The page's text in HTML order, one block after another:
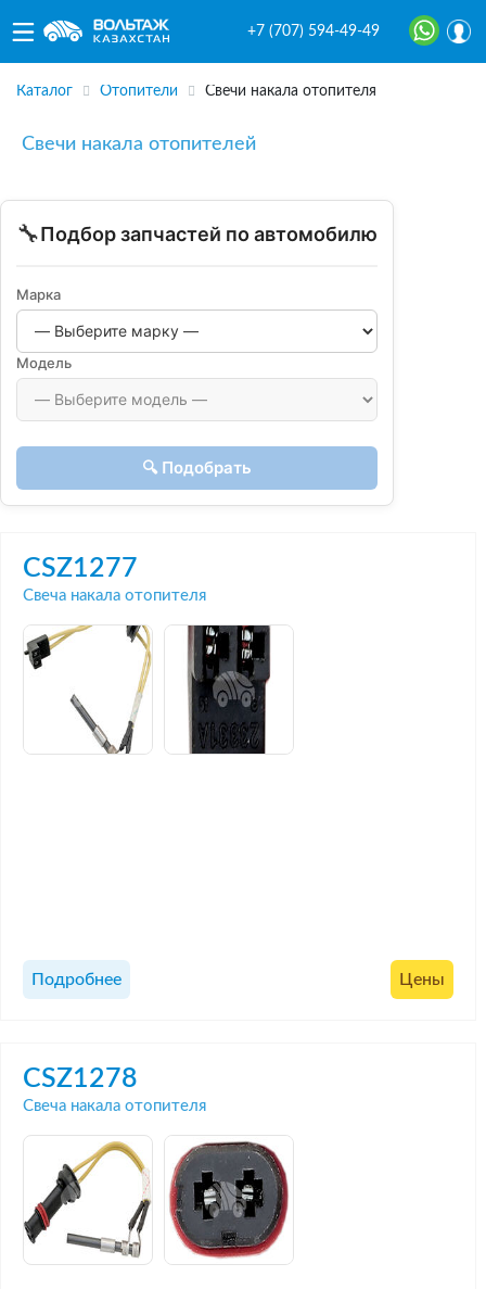
+7 (707) 594-49-49
Каталог Отопители Свечи накала отопителя
Свечи накала отопителей
🔧Подбор запчастей по автомобилю
Марка
Модель
🔍 Подобрать
CSZ1277
Свеча накала отопителя
Подробнее Цены
CSZ1278
Свеча накала отопителя